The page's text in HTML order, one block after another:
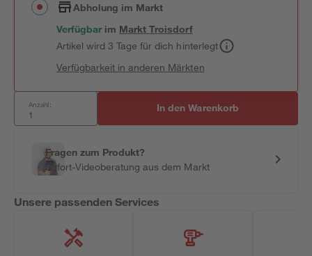
Abholung im Markt
Verfügbar im MarktTroisdorf
Artikel wird 3 Tage für dich hinterlegt
Verfügbarkeit in anderen Märkten
Anzahl: In den Warenkorb
Fragen zum Produkt?
Sofort-Videoberatung aus dem Markt
Unsere passenden Services